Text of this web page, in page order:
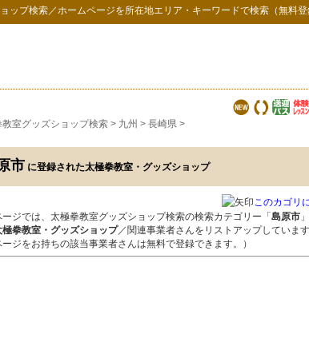
ップ検索／ホームページを所在地エリア・キーワードで検索（無料登
教室グッズショップ検索 > 九州 > 長崎県 >
市 に登録された太極拳教室・グッズショップ
このカゴリ
ージでは、太極拳教室グッズショップ検索の検索カテゴリー「 島原市
極拳教室・グッズショップ／関連事業者さんをリストアップしていま
ージをお持ちの該当事業者さんは無料で登録できます。）